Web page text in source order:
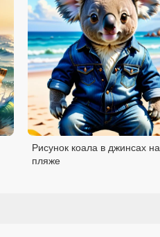
Рисунок коала в джинсах на
пляже